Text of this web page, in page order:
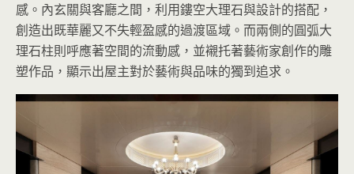
感。內玄關與客廳之間，利用鏤空大理石與設計的搭配，
創造出既華麗又不失輕盈感的過渡區域。而兩側的圓弧大
理石柱則呼應著空間的流動感，並襯托著藝術家創作的雕
塑作品，顯示出屋主對於藝術與品味的獨到追求。